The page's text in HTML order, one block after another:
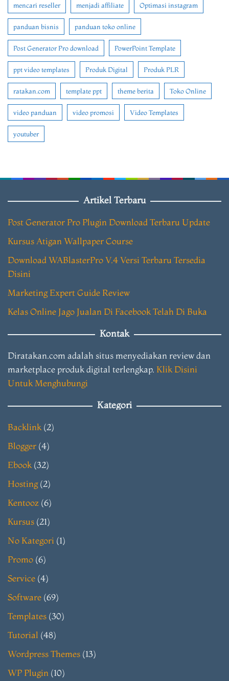
mencari reseller menjadi affiliate Optimasi instagram
panduan bisnis panduan toko online
Post Generator Pro download PowerPoint Template
ppt video templates Produk Digital Produk PLR
ratakan.com template ppt theme berita Toko Online
video panduan video promosi Video Templates
youtuber
Artikel Terbaru
Post Generator Pro Plugin Download Terbaru Update
Kursus Atigan Wallpaper Course
Download WABlasterPro V.4 Versi Terbaru Tersedia
Disini
Marketing Expert Guide Review
Kelas Online Jago Jualan Di Facebook Telah Di Buka
Kontak
Diratakan.com adalah situs menyediakan review dan
marketplace produk digital terlengkap. Klik Disini
Untuk Menghubungi
Kategori
Backlink(2)
Blogger (4)
Ebook(32)
Hosting(2)
Kentooz (6)
Kursus (21)
No Kategori (1)
Promo (6)
Service (4)
Software (69)
Templates (30)
Tutorial (48)
Wordpress Themes (13)
WP Plugin (10)